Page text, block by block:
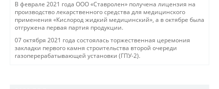
В феврале 2021 года ООО «Ставролен» получена лицензия на
производство лекарственного средства для медицинского
применения «Кислород жидкий медицинский», а в октябре была
отгружена первая партия продукции.
07 октября 2021 года состоялась торжественная церемония
закладки первого камня строительства второй очереди
газоперерабатывающей установки (ГПУ-2).